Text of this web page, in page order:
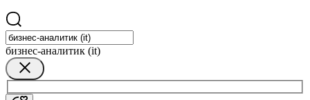
бизнес-аналитик (it)